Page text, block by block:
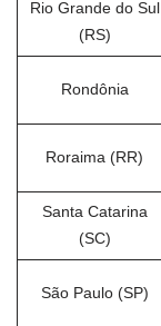
Rio Grande do Sul
(RS)
Rondônia
Roraima (RR)
Santa Catarina
(SC)
São Paulo (SP)